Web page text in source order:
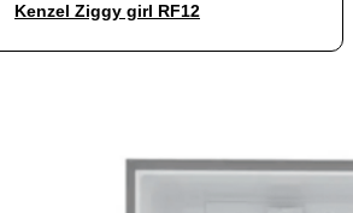
Kenzel Ziggy girl RF12